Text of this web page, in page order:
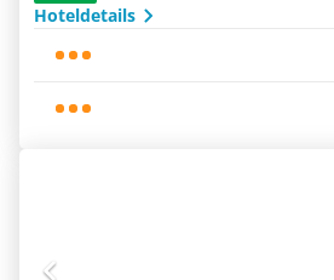
Hoteldetails